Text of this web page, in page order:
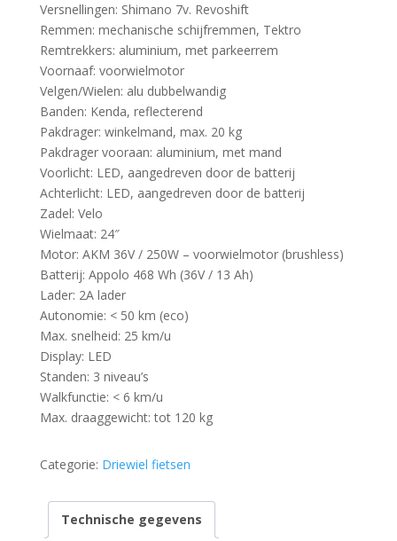
Versnellingen: Shimano 7v. Revoshift
Remmen: mechanische schijfremmen, Tektro
Remtrekkers: aluminium, met parkeerrem
Voornaaf: voorwielmotor
Velgen/Wielen: alu dubbelwandig
Banden: Kenda, reflecterend
Pakdrager: winkelmand, max. 20 kg
Pakdrager vooraan: aluminium, met mand
Voorlicht: LED, aangedreven door de batterij
Achterlicht: LED, aangedreven door de batterij
Zadel: Velo
Wielmaat: 24″
Motor: AKM 36V / 250W – voorwielmotor (brushless)
Batterij: Appolo 468 Wh (36V / 13 Ah)
Lader: 2A lader
Autonomie: < 50 km (eco)
Max. snelheid: 25 km/u
Display: LED
Standen: 3 niveau’s
Walkfunctie: < 6 km/u
Max. draaggewicht: tot 120 kg
Categorie: Driewiel fietsen
Technische gegevens